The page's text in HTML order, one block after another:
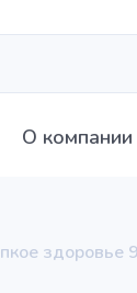
О компании
здоровье